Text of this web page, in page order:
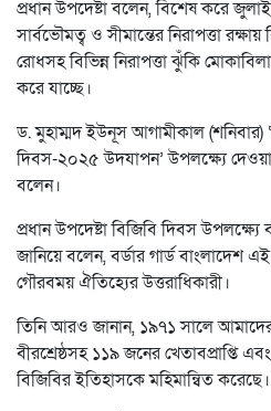
প্রধান উপদেষ্টা বলেন, বিশেষ করে
সার্বভৌমত্ব ও সীমান্তের নিরাপত্তা
রোধসহ বিভিন্ন নিরাপত্তা ঝুঁকি
করে যাচ্ছে।
ড. মুহাম্মদ ইউনূস আগামীকাল (শনিবার)
দিবস-২০২৫ উদযাপন’ উপলক্ষ্যে
বলেন।
প্রধান উপদেষ্টা বিজিবি দিবস
জানিয়ে বলেন, বর্ডার গার্ড বাংলাদেশ
গৌরবময় ঐতিহ্যের উত্তরাধিকারী।
তিনি আরও জানান, ১৯৭১ সালে আমাদের
বীরশ্রেষ্ঠসহ ১১৯ জনের খেতাবপ্রাপ্তি
বিজিবির ইতিহাসকে মহিমান্বিত করেছে।